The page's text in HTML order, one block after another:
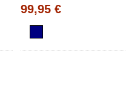
99,95 €